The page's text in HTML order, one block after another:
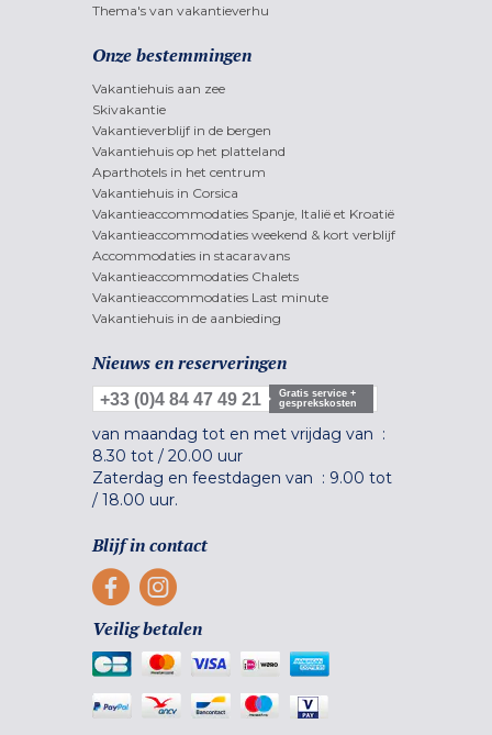
Thema's van vakantieverhu
Onze bestemmingen
Vakantiehuis aan zee
Skivakantie
Vakantieverblijf in de bergen
Vakantiehuis op het platteland
Aparthotels in het centrum
Vakantiehuis in Corsica
Vakantieaccommodaties Spanje, Italië et Kroatië
Vakantieaccommodaties weekend & kort verblijf
Accommodaties in stacaravans
Vakantieaccommodaties Chalets
Vakantieaccommodaties Last minute
Vakantiehuis in de aanbieding
Nieuws en reserveringen
+33 (0)4 84 47 49 21
Gratis service +
gesprekskosten
van maandag tot en met vrijdag van :
8.30 tot / 20.00 uur
Zaterdag en feestdagen van : 9.00 tot
/ 18.00 uur.
Blijf in contact
Veilig betalen